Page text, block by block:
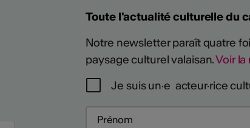
Toute l'actualité culturelle du
Notre newsletter paraît quatre
paysage culturel valaisan.Voir
Je suis un·e acteur·rice